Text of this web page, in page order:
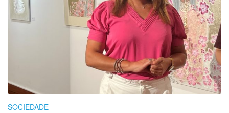
SOCIEDADE